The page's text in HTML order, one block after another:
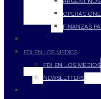
FINANZAS
FILOSOFÍA
FDI EN LOS MEDIOS
FDI EN LOS MEDIOS
NEWSLETTERS